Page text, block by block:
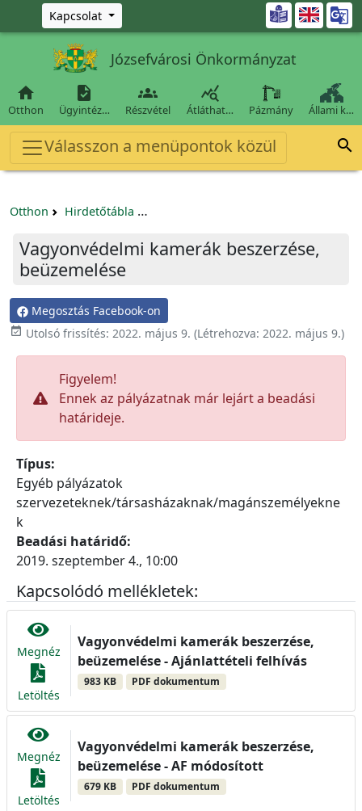
Ugrás a fő tartalomra
Kapcsolat 
Józsefvárosi Önkormányzat

Otthon

Ügyintéz…

Részvétel

Átláthat… Pázmány Állami k…
Válasszon a menüpontok közül 
Otthon Hirdetőtábla
Vagyonvédelmi kamerák beszerzése,
beüzemelése
Megosztás Facebook-on
 Utolsó frissítés: 2022. május 9. (Létrehozva: 2022. május 9.)
Figyelem!
Ennek az pályázatnak már lejárt a beadási
határideje.
Típus:
Egyéb pályázatok
szervezeteknek/társasházaknak/magánszemélyekne
k
Beadási határidő:
2019. szeptember 4., 10:00
Kapcsolódó mellékletek:
Megnéz
Letöltés
Vagyonvédelmi kamerák beszerzése,
beüzemelése - Ajánlattételi felhívás
983 KB PDF dokumentum
Megnéz
Letöltés
Vagyonvédelmi kamerák beszerzése,
beüzemelése - AF módosított
679 KB PDF dokumentum